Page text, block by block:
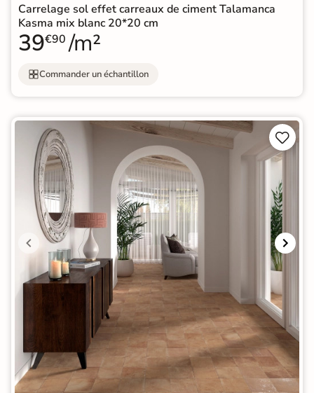
Carrelage sol effet carreaux de ciment Talamanca
Kasma mix blanc 20*20 cm
39€90 /m²
Commander un échantillon

